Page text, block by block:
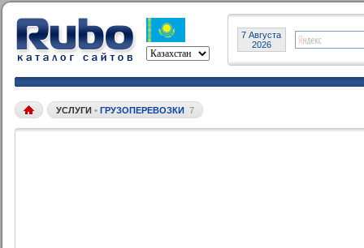
7 Августа
2026
УСЛУГИ • ГРУЗОПЕРЕВОЗКИ 7